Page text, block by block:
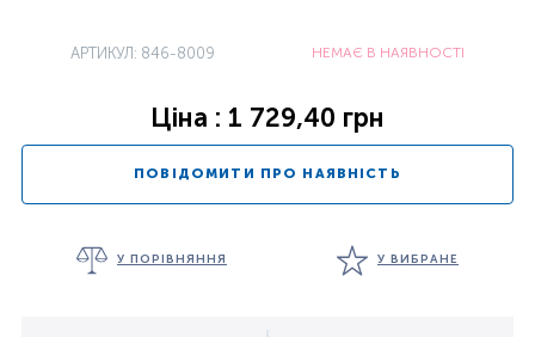
АРТИКУЛ: 846-8009 НЕМАЄ В НАЯВНОСТІ
Ціна : 1 729,40 грн
ПОВІДОМИТИ ПРО НАЯВНІСТЬ
У ПОРІВНЯННЯ У ВИБРАНЕ